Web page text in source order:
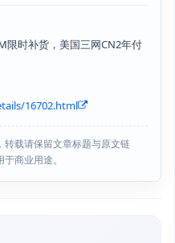
限时补货，美国三网CN2年付
16702.html
载请保留文章标题与原文链
商业用途。